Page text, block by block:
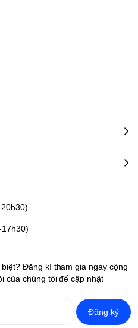
Đăng kí tham gia ngay cộng
của chúng tôi để cập nhật
Đăng ký